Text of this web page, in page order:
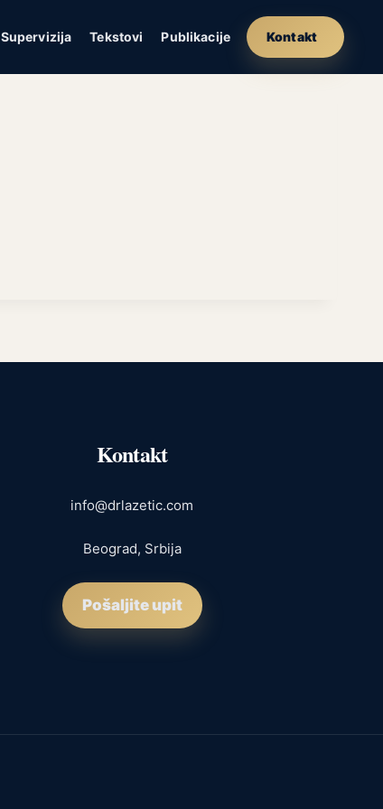
Supervizija Tekstovi Publikacije Kontakt
Kontakt
info@drlazetic.com
Beograd, Srbija
Pošaljite upit